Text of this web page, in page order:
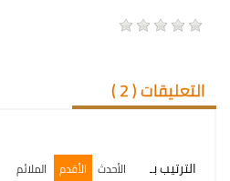
التعليقات (2
)
الترتيب بـ الأحدث الأقدم الملائم